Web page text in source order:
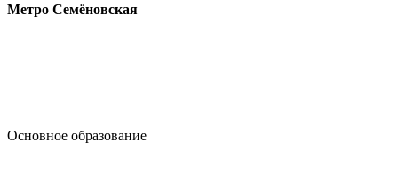
Метро Семёновская
Основное образование